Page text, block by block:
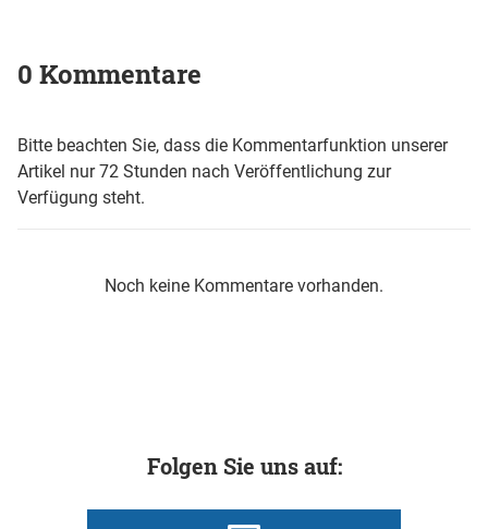
0 Kommentare
Bitte beachten Sie, dass die Kommentarfunktion unserer
Artikel nur 72 Stunden nach Veröffentlichung zur
Verfügung steht.
Noch keine Kommentare vorhanden.
Folgen Sie uns auf: